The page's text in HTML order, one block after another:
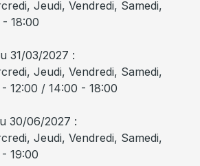
Jeudi, Vendredi, Samedi,
18:00
31/03/2027 :
Jeudi, Vendredi, Samedi,
12:00 / 14:00 - 18:00
30/06/2027 :
Jeudi, Vendredi, Samedi,
19:00